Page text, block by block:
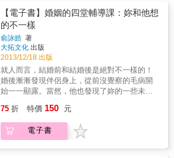
&& 年輕夫妻想要自行創業或承擔家族企業本是
好事，既是一家人當然要同心投入，感情融洽
才能合作無間，前面幾年都沒問題，但後來就
跟任何婚姻變調的夫妻一樣，衝突迭起，誤會
叢生，怨恨累積。因此常說夫妻共同經營事業
婚姻容易變質，但夫妻各有職業生涯的婚姻也
有慘烈分手的，只能說不論何種背景的婚姻，
事在人為，且事在兩人為，雙方的心要永遠在
方無論再忙，還是得撥出時間交流愛情，這裡
說的交流並不是光談情說愛，而是表達情緒、
溝通想法，最重要的是下了班在家裡要扮演情
人的角色。所謂「愛情、親情、恩情、友情及
的俊俏年輕男人冒出灰髮，原本找不到皺紋的
臉上逐漸出現細紋，牽著他不再年輕緊實的
手，就是婚姻的一部分。但妳內心知道，天塌
下來妳都不會拿這雙手或這張臉龐跟別人交
換。 & ★當我望入他的雙眼，我看不見完美，
也看不見人們渴望的好萊塢式愛情，我只看見
一個願意為我而戰的人，即使我這麼不完美，
他也願意保護我、愛著我。我看到的是一個
家。他在的地方，就是我的家。
化，也使得讀者更容易了解。《在愛中看見你
我》是一本簡單實用的書，當你透過它了解了
九型人格，不但能透澈地讀懂他人，還能幫助
自我進行蛻變和成長，從而在戀愛婚姻、人際
關係和社會生活等方面更好地發揮性格優勢、
成就美好未來。
【電子書】婚姻的四堂輔導課：妳和他想
的不一樣
俞詠皓 著
大拓文化 出版
2013/12/18 出版
就人而言，結婚前和結婚後是絕對不一樣的！
婚後漸漸發現伴侶身上，從前沒覺察的毛病開
始一一顯露。當然，他也發現了妳的一些未知
看起來，碰到這種狀況，也是他始料未及的
&hellip;&hellip;婚姻是道浪漫的算術題，在這
裡，只有「1+1=1」的婚姻，而沒有「1+1=2」
75 折 特價 150 元
電子書